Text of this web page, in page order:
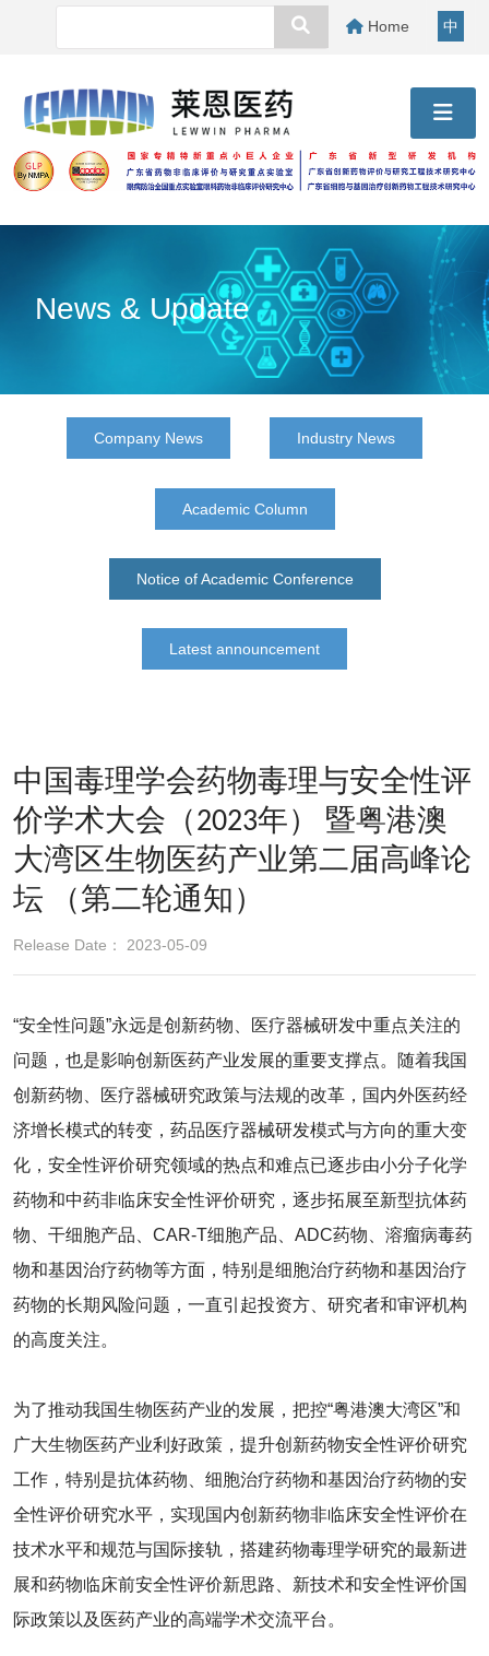
Home 中
News & Update
Company News Industry News
Academic Column
Notice of Academic Conference
Latest announcement
中国毒理学会药物毒理与安全性评
价学术大会（2023年） 暨粤港澳
大湾区生物医药产业第二届高峰论
坛 （第二轮通知）
Release Date： 2023-05-09
“安全性问题”永远是创新药物、医疗器械研发中重点关注的
问题，也是影响创新医药产业发展的重要支撑点。随着我国
创新药物、医疗器械研究政策与法规的改革，国内外医药经
济增长模式的转变，药品医疗器械研发模式与方向的重大变
化，安全性评价研究领域的热点和难点已逐步由小分子化学
药物和中药非临床安全性评价研究，逐步拓展至新型抗体药
物、干细胞产品、CAR-T细胞产品、ADC药物、溶瘤病毒药
物和基因治疗药物等方面，特别是细胞治疗药物和基因治疗
药物的长期风险问题，一直引起投资方、研究者和审评机构
的高度关注。
为了推动我国生物医药产业的发展，把控“粤港澳大湾区”和
广大生物医药产业利好政策，提升创新药物安全性评价研究
工作，特别是抗体药物、细胞治疗药物和基因治疗药物的安
全性评价研究水平，实现国内创新药物非临床安全性评价在
技术水平和规范与国际接轨，搭建药物毒理学研究的最新进
展和药物临床前安全性评价新思路、新技术和安全性评价国
际政策以及医药产业的高端学术交流平台。